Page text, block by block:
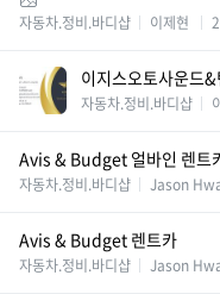
자동차.정비.바디샵 이제현
이지스오토사운드
자동차.정비.바디샵
Avis & Budget 얼바인 렌트
자동차.정비.바디샵 Jason
Avis & Budget 렌트카
자동차.정비.바디샵 Jason